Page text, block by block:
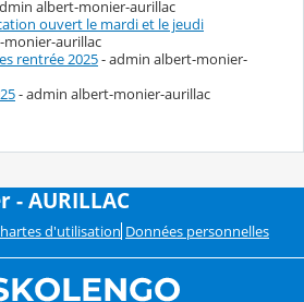
albert-monier-aurillac
ouvert le mardi et le jeudi
aurillac
rentrée 2025- admin albert-monier-
- admin albert-monier-aurillac
AURILLAC
d'utilisation Données personnelles